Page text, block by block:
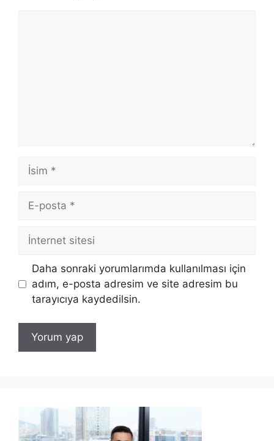
İsim
posta
İnternet
Daha sonraki yorumlarımda kullanılması için
adım, e-posta adresim ve site adresim bu
tarayıcıya kaydedilsin.